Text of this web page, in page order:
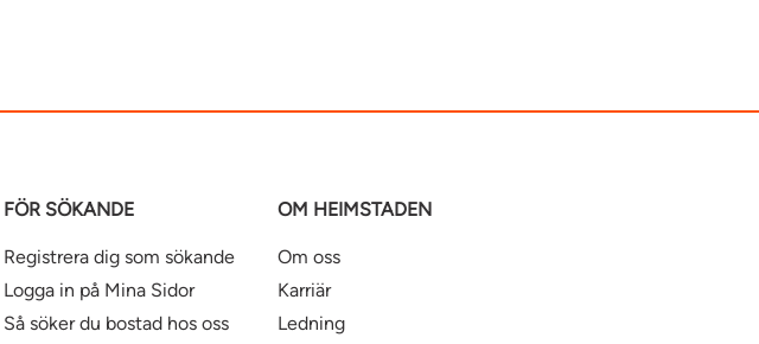
FÖR SÖKANDE
Registrera dig som sökande
Logga in på Mina Sidor
Så söker du bostad hos oss
OM HEIMSTADEN
Om oss
Karriär
Ledning